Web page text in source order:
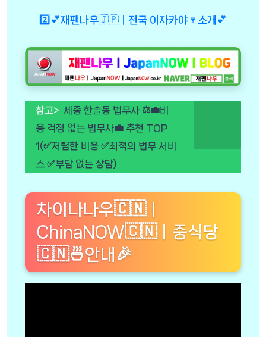
2️⃣💕재팬나우🇯🇵ㅣ전국 이자카야🍷소개💕
참고> 세종 한솔동 법무사 ⚖️💼비
용 걱정 없는 법무사💼 추천 TOP
1(✅저렴한 비용 ✅최적의 법무 서비
스 ✅부담 없는 상담)
차이나나우🇨🇳ㅣ
ChinaNOW🇨🇳ㅣ중식당
🇨🇳🍜안내🎉